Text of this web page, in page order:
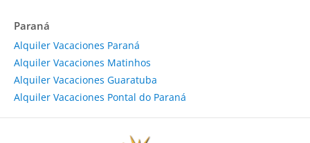
Paraná
Alquiler Vacaciones Paraná
Alquiler Vacaciones Matinhos
Alquiler Vacaciones Guaratuba
Alquiler Vacaciones Pontal do Paraná